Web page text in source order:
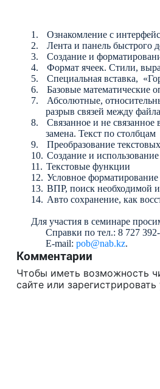
1.
Ознакомление с
2.
Лента и панель быстрого
3.
Создание и
4.
Формат ячеек. Стили,
5.
Специальная вставка,
6.
Базовые математические
7.
Абсолютные,
разрыв связей между
8.
Связанное и не
замена. Текст по столбцам
9.
Преобразование
10. Создание и
11. Текстовые функции
12. Условное форматирование
13. ВПР, поиск необходимой
14. Авто сохранение, как
Для участия в семинаре
Справки по тел.: 8 727
E-mail: pob@nab.kz.
Комментарии
Чтобы иметь возможность
сайте или